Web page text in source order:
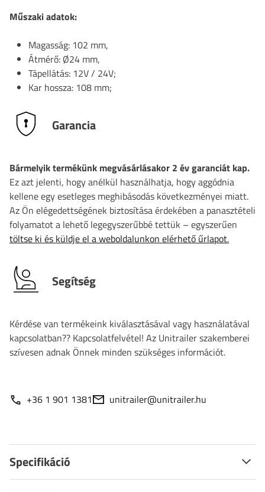
Műszaki adatok:
Magasság: 102 mm,
Átmérő: Ø24 mm,
Tápellátás: 12V / 24V;
Kar hossza: 108 mm;
Garancia
Bármelyik termékünk megvásárlásakor 2 év garanciát kap.
Ez azt jelenti, hogy anélkül használhatja, hogy aggódnia
kellene egy esetleges meghibásodás következményei miatt.
Az Ön elégedettségének biztosítása érdekében a panasztételi
folyamatot a lehető legegyszerűbbé tettük – egyszerűen
töltse ki és küldje el a weboldalunkon elérhető űrlapot.
Segítség
Kérdése van termékeink kiválasztásával vagy használatával
kapcsolatban?? Kapcsolatfelvétel! Az Unitrailer szakemberei
szívesen adnak Önnek minden szükséges információt.
+36 1 901 1381 unitrailer@unitrailer.hu
Specifikáció